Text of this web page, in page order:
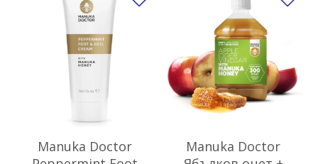
Manuka Doctor
Manuka Doctor